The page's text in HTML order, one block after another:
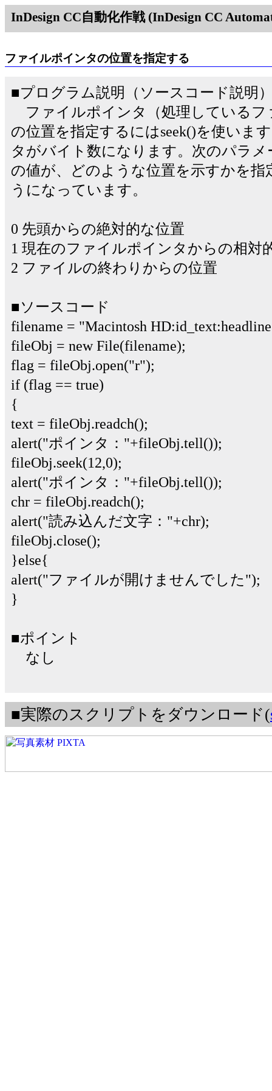
InDesign CC自動化作戦 (InDesign CC
ファイルポインタの位置を指定する
■プログラム説明（ソースコード説明
ファイルポインタ（処理しているフ
の位置を指定するにはseek()を使いま
タがバイト数になります。次のパラ
の値が、どのような位置を示すかを
うになっています。
0 先頭からの絶対的な位置
1 現在のファイルポインタからの相対
2 ファイルの終わりからの位置
■ソースコード
filename = "Macintosh
fileObj = new File(filename);
flag = fileObj.open("r");
if (flag == true)
{
text = fileObj.readch();
alert("ポインタ："+fileObj.tell());
fileObj.seek(12,0);
alert("ポインタ："+fileObj.tell());
chr = fileObj.readch();
alert("読み込んだ文字："+chr);
fileObj.close();
}else{
alert("ファイルが開けませんでした");
}
■ポイント
なし
■実際のスクリプトをダウンロード(